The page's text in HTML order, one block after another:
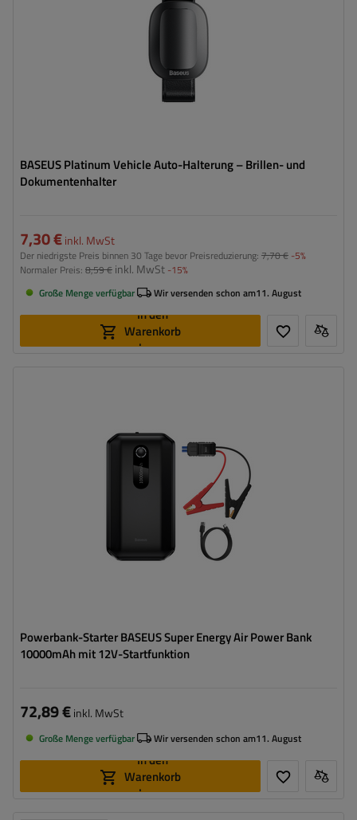
BASEUS Platinum Vehicle Auto-Halterung – Brillen- und
Dokumentenhalter
7,30 €inkl. MwSt
Der niedrigste Preis binnen 30 Tage bevor Preisreduzierung: 7,70 € -5%
Normaler Preis: 8,59 € inkl. MwSt -15%
Große Menge verfügbar
Wir versenden schon am11. August
In den
Warenkorb
legen
Powerbank-Starter BASEUS Super Energy Air Power Bank
10000mAh mit 12V-Startfunktion
72,89 €inkl. MwSt
Große Menge verfügbar Wir versenden schon am11. August
In den
Warenkorb
legen